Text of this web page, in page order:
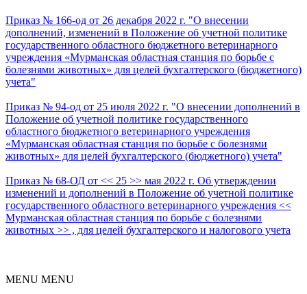
Приказ № 166-од от 26 декабря 2022 г. "О внесении
дополнений, изменений в Положение об учетной политике
государственного областного бюджетного ветеринарного
учреждения «Мурманская областная станция по борьбе с
болезнями животных» для целей бухгалтерского (бюджетного)
учета"
Приказ № 94-од от 25 июля 2022 г. "О внесении дополнений в
Положение об учетной политике государственного
областного бюджетного ветеринарного учреждения
«Мурманская областная станция по борьбе с болезнями
животных» для целей бухгалтерского (бюджетного) учета"
Приказ № 68-ОД от << 25 >> мая 2022 г. Об утверждении
изменений и дополнений в Положение об учетной политике
государственного областного ветеринарного учреждения <<
Мурманская областная станция по борьбе с болезнями
животных >> , для целей бухгалтерского и налогового учета
MENU MENU